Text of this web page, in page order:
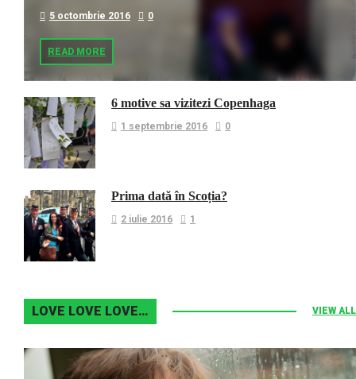
5 octombrie 2016 0
READ MORE
6 motive sa vizitezi Copenhaga
1 septembrie 2016 0
Prima dată în Scoția?
2 iulie 2016 1
LOVE LOVE LOVE… VIEW ALL